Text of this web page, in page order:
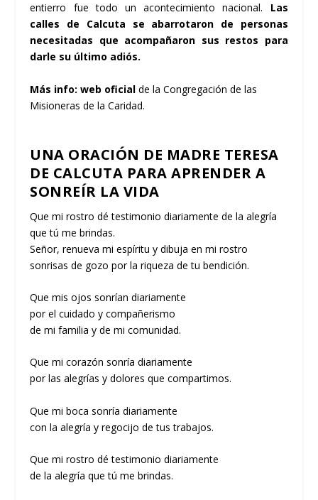
entierro fue todo un acontecimiento nacional. Las
calles de Calcuta se abarrotaron de personas
necesitadas que acompañaron sus restos para
darle su último adiós.
Más info:web oficial de la Congregación de las
Misioneras de la Caridad.
UNA ORACIÓN DE MADRE TERESA
DE CALCUTA PARA APRENDER A
SONREÍR LA VIDA
Que mi rostro dé testimonio diariamente de la alegría
que tú me brindas.
Señor, renueva mi espíritu y dibuja en mi rostro
sonrisas de gozo por la riqueza de tu bendición.
Que mis ojos sonrían diariamente
por el cuidado y compañerismo
de mi familia y de mi comunidad.
Que mi corazón sonría diariamente
por las alegrías y dolores que compartimos.
Que mi boca sonría diariamente
con la alegría y regocijo de tus trabajos.
Que mi rostro dé testimonio diariamente
de la alegría que tú me brindas.